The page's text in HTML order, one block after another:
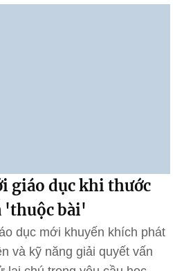
giáo dục khi thước
'thuộc bài'
dục mới khuyến khích phát
và kỹ năng giải quyết vấn